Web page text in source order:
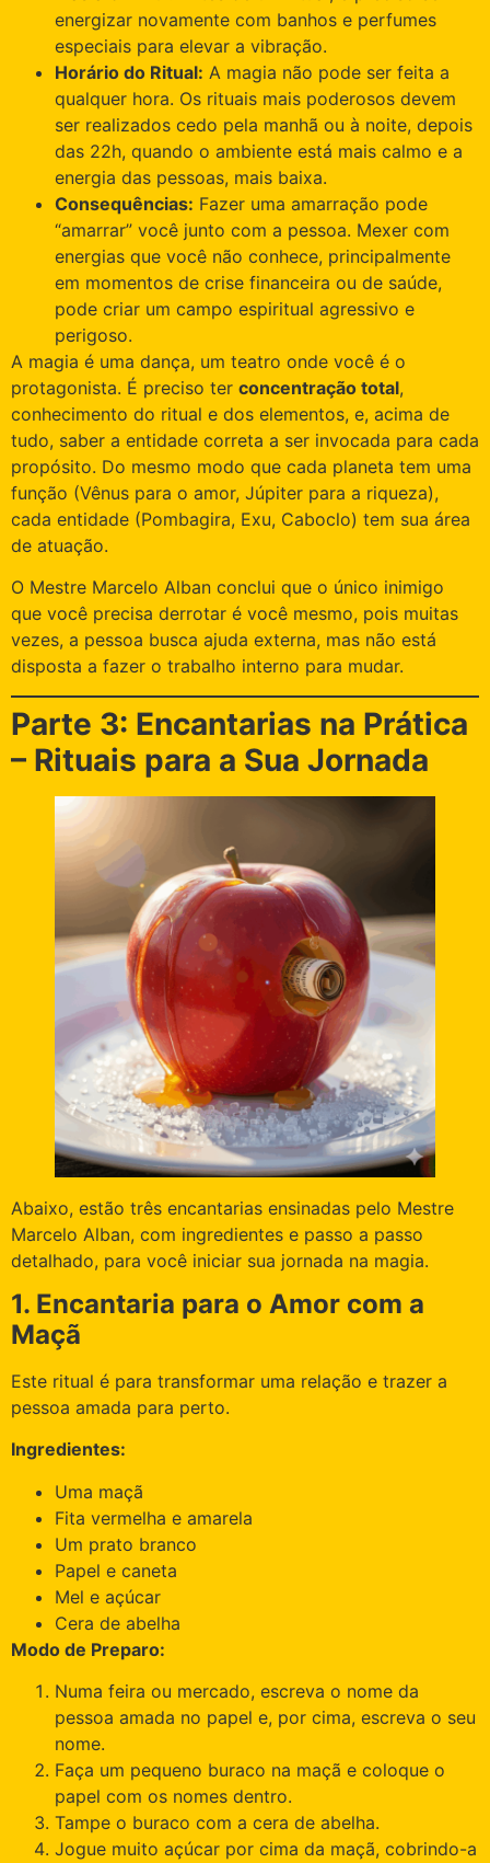
energizar novamente com banhos e perfumes
especiais para elevar a vibração.
Horário do Ritual: A magia não pode ser feita a
qualquer hora. Os rituais mais poderosos devem
ser realizados cedo pela manhã ou à noite, depois
das 22h, quando o ambiente está mais calmo e a
energia das pessoas, mais baixa.
Consequências: Fazer uma amarração pode
“amarrar” você junto com a pessoa. Mexer com
energias que você não conhece, principalmente
em momentos de crise financeira ou de saúde,
pode criar um campo espiritual agressivo e
perigoso.
A magia é uma dança, um teatro onde você é o
protagonista. É preciso ter concentração total,
conhecimento do ritual e dos elementos, e, acima de
tudo, saber a entidade correta a ser invocada para cada
propósito. Do mesmo modo que cada planeta tem uma
função (Vênus para o amor, Júpiter para a riqueza),
cada entidade (Pombagira, Exu, Caboclo) tem sua área
de atuação.
O Mestre Marcelo Alban conclui que o único inimigo
que você precisa derrotar é você mesmo, pois muitas
vezes, a pessoa busca ajuda externa, mas não está
disposta a fazer o trabalho interno para mudar.
Parte 3: Encantarias na Prática
– Rituais para a Sua Jornada
Abaixo, estão três encantarias ensinadas pelo Mestre
Marcelo Alban, com ingredientes e passo a passo
detalhado, para você iniciar sua jornada na magia.
1. Encantaria para o Amor com a
Maçã
Este ritual é para transformar uma relação e trazer a
pessoa amada para perto.
Ingredientes:
Uma maçã
Fita vermelha e amarela
Um prato branco
Papel e caneta
Mel e açúcar
Cera de abelha
Modo de Preparo:
Numa feira ou mercado, escreva o nome da
pessoa amada no papel e, por cima, escreva o seu
nome.
Faça um pequeno buraco na maçã e coloque o
papel com os nomes dentro.
Tampe o buraco com a cera de abelha.
Jogue muito açúcar por cima da maçã, cobrindo-a